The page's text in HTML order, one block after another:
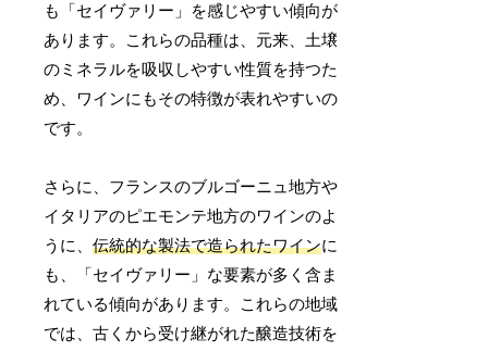
も「セイヴァリー」を感じやすい傾向が
あります。これらの品種は、元来、土壌
のミネラルを吸収しやすい性質を持つた
め、ワインにもその特徴が表れやすいの
です。
さらに、フランスのブルゴーニュ地方や
イタリアのピエモンテ地方のワインのよ
うに、伝統的な製法で造られたワインに
も、「セイヴァリー」な要素が多く含ま
れている傾向があります。これらの地域
では、古くから受け継がれた醸造技術を